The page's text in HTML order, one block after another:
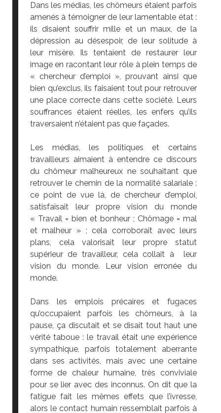
Dans les médias, les chômeurs étaient parfois
amenés à témoigner de leur lamentable état :
ils disaient souffrir mille et un maux, de la
dépression au désespoir, de leur solitude à
leur misère. Ils tentaient de restaurer leur
image en racontant leur rôle à plein temps de
« chercheur d’emploi », prouvant ainsi que
bien qu’exclus, ils faisaient tout pour retrouver
une place correcte dans cette société. Leurs
souffrances étaient réelles, les enfers qu’ils
traversaient n’étaient pas que façades.
Les médias, les politiques et certains
travailleurs aimaient à entendre ce discours
du chômeur malheureux ne souhaitant que
retrouver le chemin de la normalité salariale :
ce point de vue là, de chercheur d’emploi,
satisfaisait leur propre vision du monde
« Travail = bien et bonheur ; Chômage = mal
et malheur » ; cela corroborait avec leurs
plans, cela valorisait leur propre statut
supérieur de travailleur, cela collait à leur
vision du monde. Leur vision erronée du
monde.
Dans les emplois précaires et fugaces
qu’occupaient parfois les chômeurs, à la
pause, ça discutait et se disait tout haut une
vérité taboue : le travail était une expérience
sympathique, parfois totalement aberrante
dans ses activités, mais avec une certaine
forme de chaleur humaine, très conviviale
pour se lier avec des inconnus. On dit que la
fatigue fait les mêmes effets que l’ivresse,
alors le contact humain ressemblait parfois à